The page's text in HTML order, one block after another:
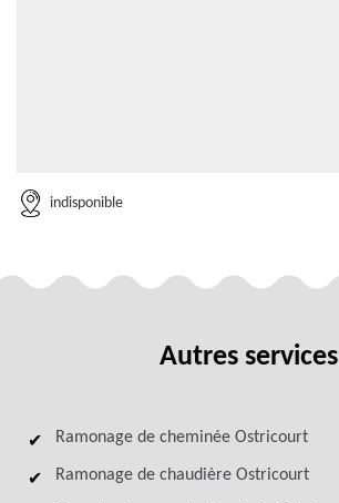
indisponible
Autres services
Ramonage de cheminée Ostricourt
Ramonage de chaudière Ostricourt